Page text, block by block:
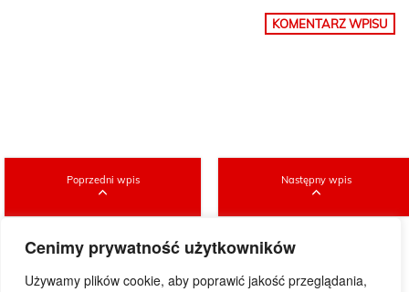
Cenimy prywatność użytkowników
Używamy plików cookie, aby poprawić jakość przeglądania,
Poprzedni wpis Następny wpis